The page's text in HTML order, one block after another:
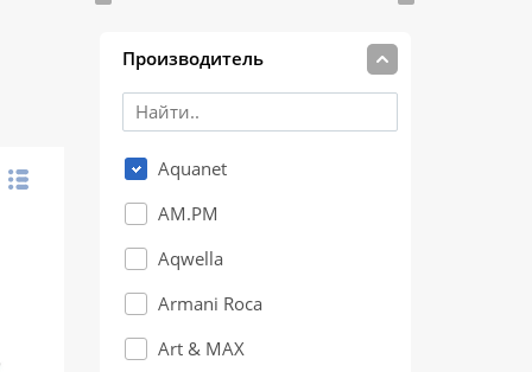
Производитель
Aquanet
AM.PM
Aqwella
Armani Roca
Art & MAX